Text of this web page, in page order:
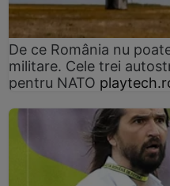
De ce România nu
militare. Cele trei
pentru NATO